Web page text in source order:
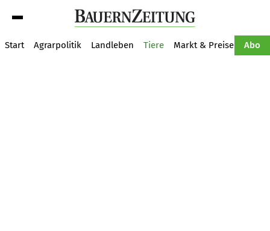
Start Agrarpolitik Landleben Tiere Markt & Preise Abo